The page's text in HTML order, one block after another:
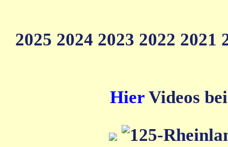
2025 2024 2023 2022 2021
Hier Videos